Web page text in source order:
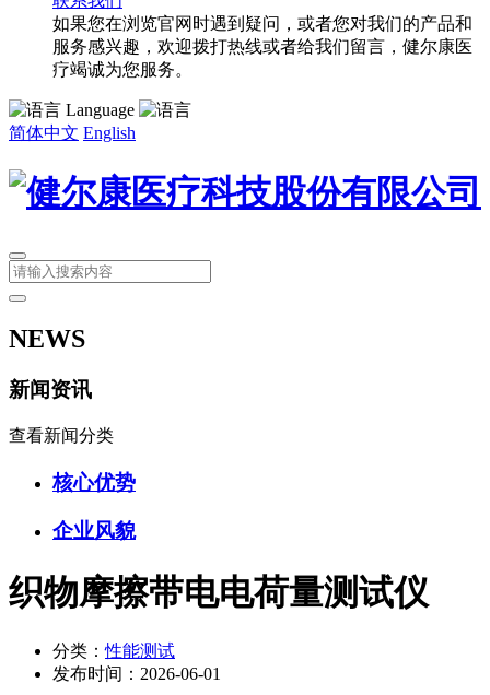
如果您在浏览官网时遇到疑问，或者您对我们的产品和
服务感兴趣，欢迎拨打热线或者给我们留言，健尔康医
疗竭诚为您服务。
Language
简体中文 English
NEWS
新闻资讯
查看新闻分类
核心优势
企业风貌
织物摩擦带电电荷量测试仪
分类：性能测试
发布时间： 2026-06-01